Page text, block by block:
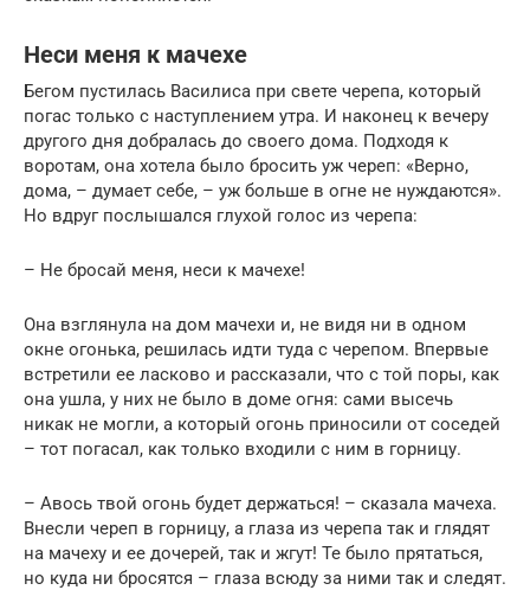
Неси меня к мачехе
Бегом пустилась Василиса при свете черепа, который
погас только с наступлением утра. И наконец к вечеру
другого дня добралась до своего дома. Подходя к
воротам, она хотела было бросить уж череп: «Верно,
дома, – думает себе, – уж больше в огне не нуждаются».
Но вдруг послышался глухой голос из черепа:
– Не бросай меня, неси к мачехе!
Она взглянула на дом мачехи и, не видя ни в одном
окне огонька, решилась идти туда с черепом. Впервые
встретили ее ласково и рассказали, что с той поры, как
она ушла, у них не было в доме огня: сами высечь
никак не могли, а который огонь приносили от соседей
– тот погасал, как только входили с ним в горницу.
– Авось твой огонь будет держаться! – сказала мачеха.
Внесли череп в горницу, а глаза из черепа так и глядят
на мачеху и ее дочерей, так и жгут! Те было прятаться,
но куда ни бросятся – глаза всюду за ними так и следят.